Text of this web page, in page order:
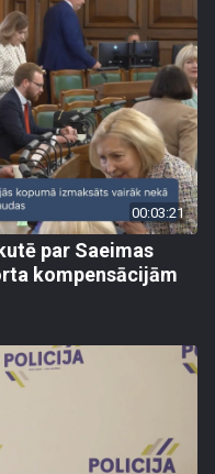
00:03:21
par Saeimas
kompensācijām